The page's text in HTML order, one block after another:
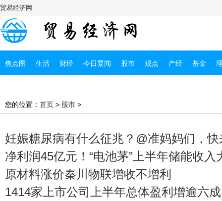
贸易经济网
焦点图 生活 财经 今日要闻 股市 观点 产经 基金
您的位置： 首页 > 股市 >
妊娠糖尿病有什么征兆？@准妈妈们，
控糖攻略
净利润45亿元！“电池茅”上半年储能收入
原材料涨价秦川物联增收不增利
1414家上市公司上半年总体盈利增逾六成